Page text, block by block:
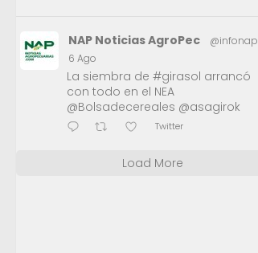
NAP Noticias AgroPec @infonap
6 Ago
La siembra de #girasol arrancó
con todo en el NEA
@Bolsadecereales @asagirok
Twitter
Load More